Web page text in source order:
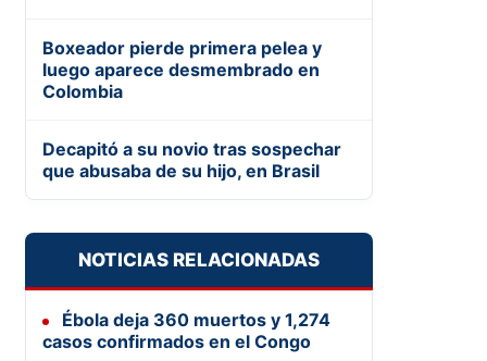
Boxeador pierde primera pelea y
luego aparece desmembrado en
Colombia
Decapitó a su novio tras sospechar
que abusaba de su hijo, en Brasil
NOTICIAS RELACIONADAS
Ébola deja 360 muertos y 1,274
casos confirmados en el Congo